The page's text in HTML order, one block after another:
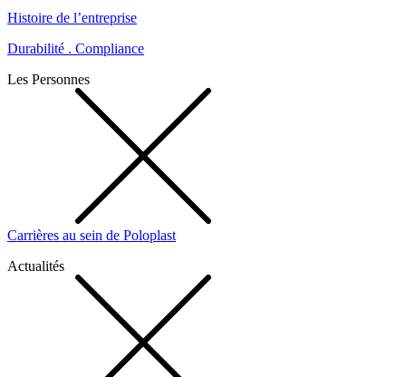
Histoire de l’entreprise
Durabilité . Compliance
Les Personnes
Carrières au sein de Poloplast
Actualités